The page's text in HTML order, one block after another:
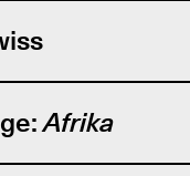
Afrika